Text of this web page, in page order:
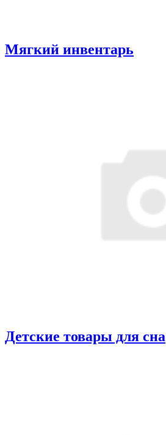
Мягкий инвентарь
Детские товары для сна